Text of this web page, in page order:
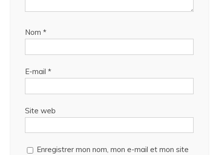
Nom *
E-mail *
Site web
Enregistrer mon nom, mon e-mail et mon site